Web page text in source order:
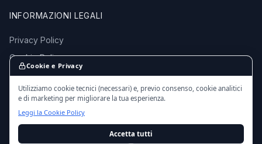
INFORMAZIONI LEGALI
Privacy Policy
Cookie Policy
Termini e Condizioni
© 2016 - 2026 EmporioMotori.it — Tutti i diritti riservati.
Cookie e Privacy
Utilizziamo cookie tecnici (necessari) e, previo consenso, cookie analitici
e di marketing per migliorare la tua esperienza.
Leggi la Cookie Policy
Accetta tutti